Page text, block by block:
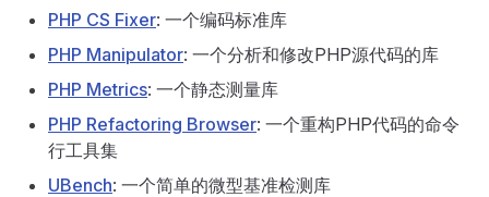
PHP CS Fixer: 一个编码标准库
PHP Manipulator: 一个分析和修改PHP源代码的库
PHP Metrics: 一个静态测量库
PHP Refactoring Browser: 一个重构PHP代码的命令
行工具集
UBench: 一个简单的微型基准检测库